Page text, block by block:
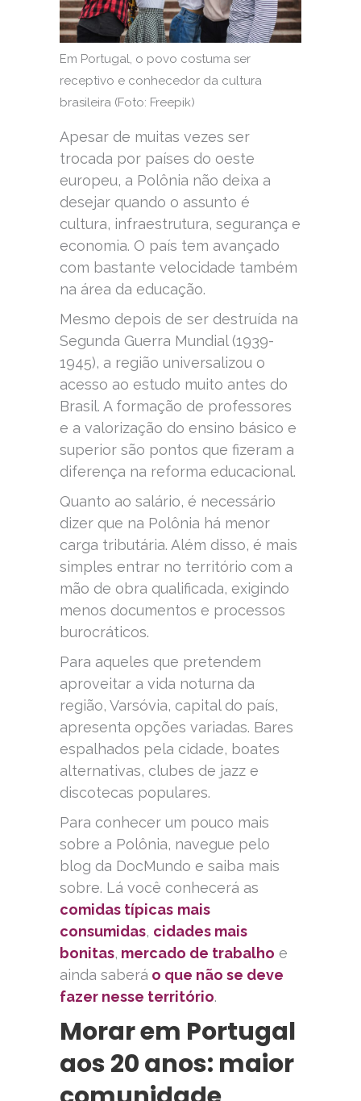
Em Portugal, o povo costuma ser
receptivo e conhecedor da cultura
brasileira (Foto: Freepik)
Apesar de muitas vezes ser
trocada por países do oeste
europeu, a Polônia não deixa a
desejar quando o assunto é
cultura, infraestrutura, segurança e
economia. O país tem avançado
com bastante velocidade também
na área da educação.
Mesmo depois de ser destruída na
Segunda Guerra Mundial (1939-
1945), a região universalizou o
acesso ao estudo muito antes do
Brasil. A formação de professores
e a valorização do ensino básico e
superior são pontos que fizeram a
diferença na reforma educacional.
Quanto ao salário, é necessário
dizer que na Polônia há menor
carga tributária. Além disso, é mais
simples entrar no território com a
mão de obra qualificada, exigindo
menos documentos e processos
burocráticos.
Para aqueles que pretendem
aproveitar a vida noturna da
região, Varsóvia, capital do país,
apresenta opções variadas. Bares
espalhados pela cidade, boates
alternativas, clubes de jazz e
discotecas populares.
Para conhecer um pouco mais
sobre a Polônia, navegue pelo
blog da DocMundo e saiba mais
sobre. Lá você conhecerá as
comidas típicas mais
consumidas, cidades mais
bonitas, mercado de trabalho e
ainda saberá o que não se deve
fazer nesse território.
Morar em Portugal
aos 20 anos: maior